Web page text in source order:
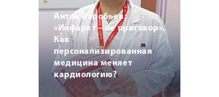
Антон Воробьев:
«Инфаркт – не приговор».
Как
персонализированная
медицина меняет
кардиологию?